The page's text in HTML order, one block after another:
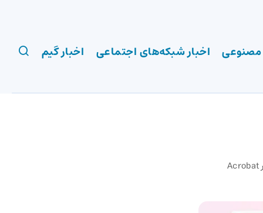
اخبار شبکه‌های اجتماعی اخبار گیم
ادوبی PDF را زنده‌تر کرد؛ تعامل ai با اسناد و تحلیل‌های عمیق در Acrobat